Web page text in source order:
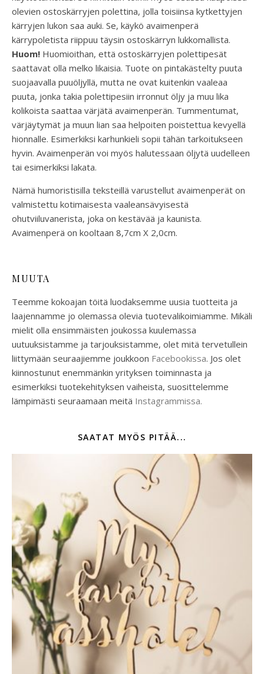
olevien ostoskärryjen polettina, jolla toisiinsa kytkettyjen
kärryjen lukon saa auki. Se, käykö avaimenperä
kärrypoletista riippuu täysin ostoskärryn lukkomallista.
Huom! Huomioithan, että ostoskärryjen polettipesät
saattavat olla melko likaisia. Tuote on pintakästelty puuta
suojaavalla puuöljyllä, mutta ne ovat kuitenkin vaaleaa
puuta, jonka takia polettipesiin irronnut öljy ja muu lika
kolikoista saattaa värjätä avaimenperän. Tummentumat,
värjäytymät ja muun lian saa helpoiten poistettua kevyellä
hionnalle. Esimerkiksi karhunkieli sopii tähän tarkoitukseen
hyvin. Avaimenperän voi myös halutessaan öljytä uudelleen
tai esimerkiksi lakata.
Nämä humoristisilla teksteillä varustellut avaimenperät on
valmistettu kotimaisesta vaaleansävyisestä
ohutviiluvanerista, joka on kestävää ja kaunista.
Avaimenperä on kooltaan 8,7cm X 2,0cm.
MUUTA
Teemme kokoajan töitä luodaksemme uusia tuotteita ja
laajennamme jo olemassa olevia tuotevalikoimiamme. Mikäli
mielit olla ensimmäisten joukossa kuulemassa
uutuuksistamme ja tarjouksistamme, olet mitä tervetullein
liittymään seuraajiemme joukkoon Facebookissa. Jos olet
kiinnostunut enemmänkin yrityksen toiminnasta ja
esimerkiksi tuotekehityksen vaiheista, suosittelemme
lämpimästi seuraamaan meitä Instagrammissa.
SAATAT MYÖS PITÄÄ...